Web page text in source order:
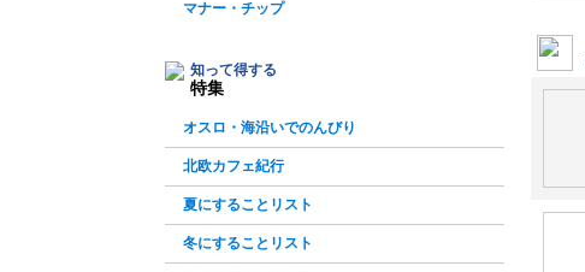
マナー・チップ
知って得する
特集
オスロ・海沿いでのんびり
北欧カフェ紀行
夏にすることリスト
冬にすることリスト